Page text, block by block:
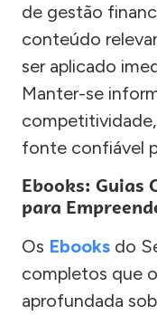
de gestão
conteúdo
ser aplicado
Manter-se
fonte confiável
Ebooks: Guias
para
Os Ebooks do
completos que
aprofundada